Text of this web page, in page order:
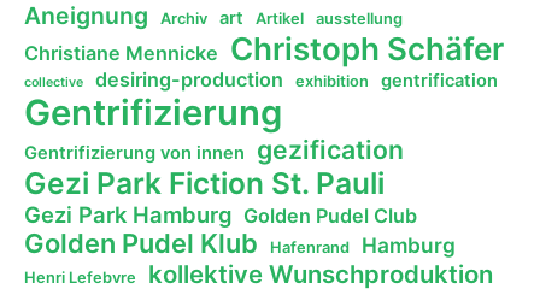
Aneignung Archiv art Artikel ausstellung
Christiane Mennicke Christoph Schäfer
collective desiring-production exhibition gentrification
Gentrifizierung
Gentrifizierung von innen gezification
Gezi Park Fiction St. Pauli
Gezi Park Hamburg Golden Pudel Club
Golden Pudel Klub Hafenrand Hamburg
Henri Lefebvre kollektive Wunschproduktion